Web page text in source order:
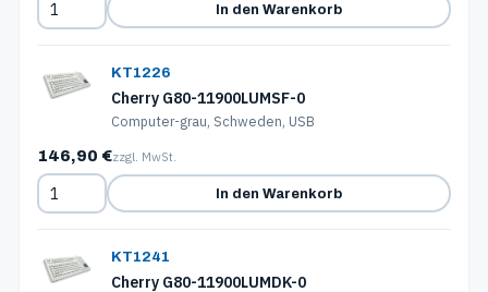
In den Warenkorb
KT1226
Cherry G80-11900LUMSF-0
Computer-grau, Schweden, USB
146,90 €zzgl. MwSt.
In den Warenkorb
KT1241
Cherry G80-11900LUMDK-0